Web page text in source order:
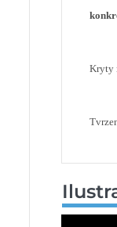
Kryty